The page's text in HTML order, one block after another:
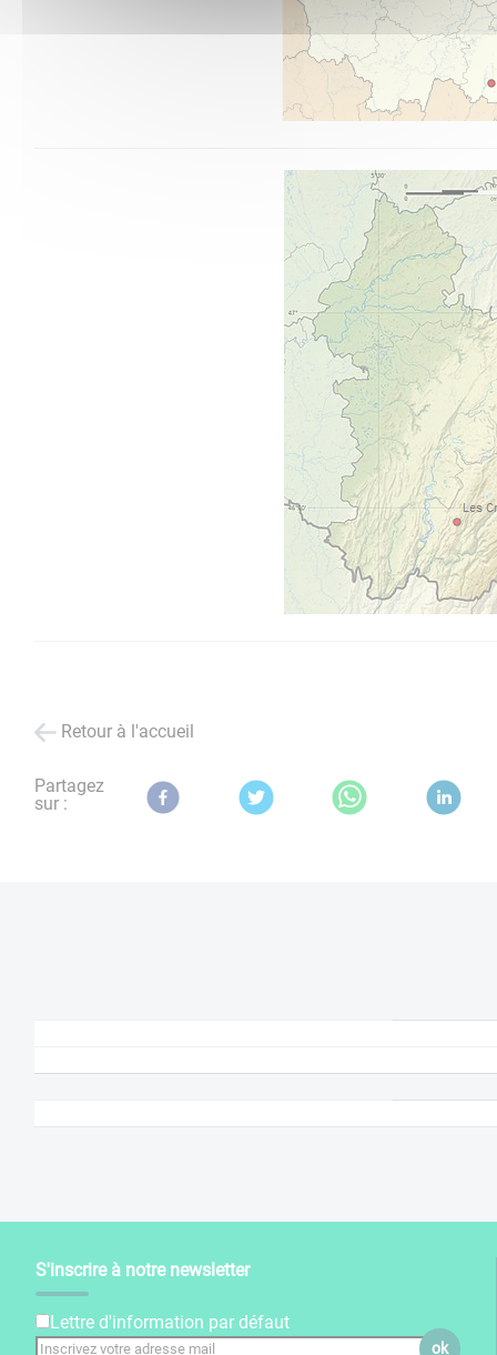
Retour à l'accueil
Partagez
sur :
S'inscrire à notre newsletter
Lettre d'information par défaut
ok